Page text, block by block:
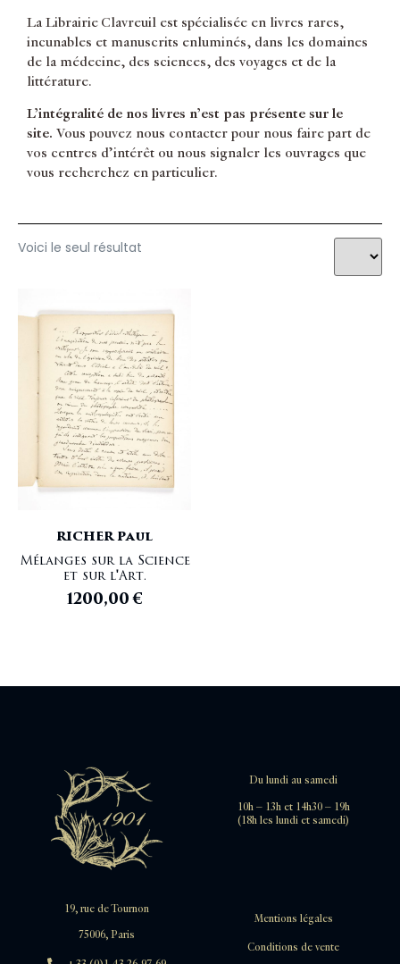
La Librairie Clavreuil est spécialisée en livres rares,
incunables et manuscrits enluminés, dans les domaines
de la médecine, des sciences, des voyages et de la
littérature.
L’intégralité de nos livres n’est pas présente sur le
site. Vous pouvez nous contacter pour nous faire part de
vos centres d’intérêt ou nous signaler les ouvrages que
vous recherchez en particulier.
Voici le seul résultat
RICHER Paul
Mélanges sur la Science
et sur l'Art.
1200,00€
Du lundi au samedi
10h – 13h et 14h30 – 19h
(18h les lundi et samedi)
19, rue de Tournon
75006, Paris
Mentions légales
Conditions de vente